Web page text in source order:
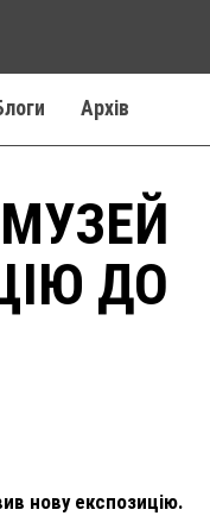
Aрхів
ДО
нову експозицію.